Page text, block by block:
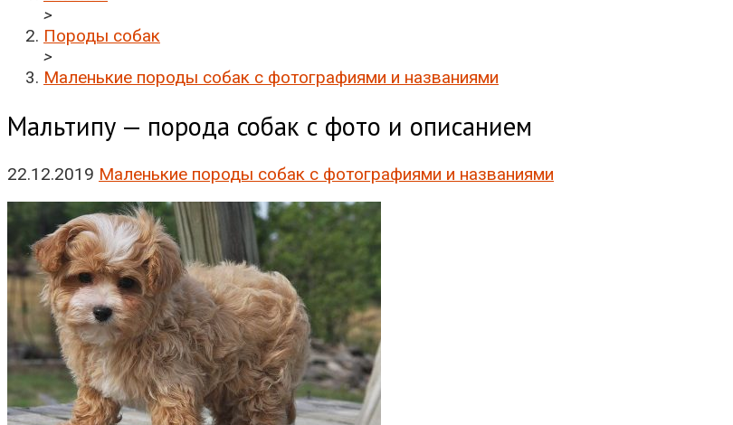
>
Породы собак
>
Маленькие породы собак с фотографиями и названиями
Мальтипу — порода собак с фото и описанием
22.12.2019 Маленькие породы собак с фотографиями и названиями